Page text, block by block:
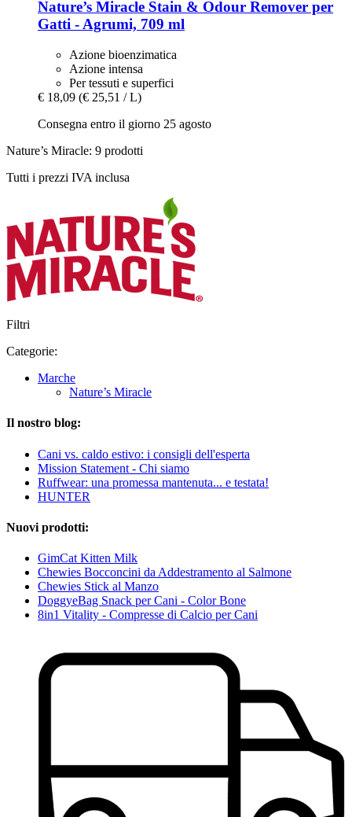
Nature’s Miracle Stain & Odour Remover per
Gatti -​ Agrumi, 709 ml
Azione bioenzimatica
Azione intensa
Per tessuti e superfici
€ 18,09 (€ 25,51 / L)
Consegna entro il giorno 25 agosto
Nature’s Miracle: 9 prodotti
Tutti i prezzi IVA inclusa
Filtri
Categorie:
Marche
Nature’s Miracle
Il nostro blog:
Cani vs. caldo estivo: i consigli dell'esperta
Mission Statement - Chi siamo
Ruffwear: una promessa mantenuta... e testata!
HUNTER
Nuovi prodotti:
GimCat Kitten Milk
Chewies Bocconcini da Addestramento al Salmone
Chewies Stick al Manzo
DoggyeBag Snack per Cani - Color Bone
8in1 Vitality - Compresse di Calcio per Cani